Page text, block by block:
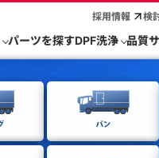
採用情報 検
パーツを探すDPF洗浄 品質